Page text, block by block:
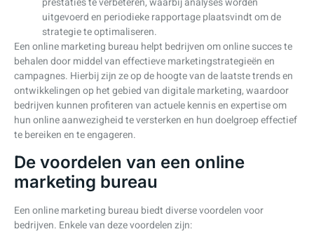
uitgevoerd en periodieke rapportage plaatsvindt om de
strategie te optimaliseren.
Een online marketing bureau helpt bedrijven om online succes te
behalen door middel van effectieve marketingstrategieën en
campagnes. Hierbij zijn ze op de hoogte van de laatste trends en
ontwikkelingen op het gebied van digitale marketing, waardoor
bedrijven kunnen profiteren van actuele kennis en expertise om
hun online aanwezigheid te versterken en hun doelgroep effectief
te bereiken en te engageren.
De voordelen van een online
marketing bureau
Een online marketing bureau biedt diverse voordelen voor
bedrijven. Enkele van deze voordelen zijn: